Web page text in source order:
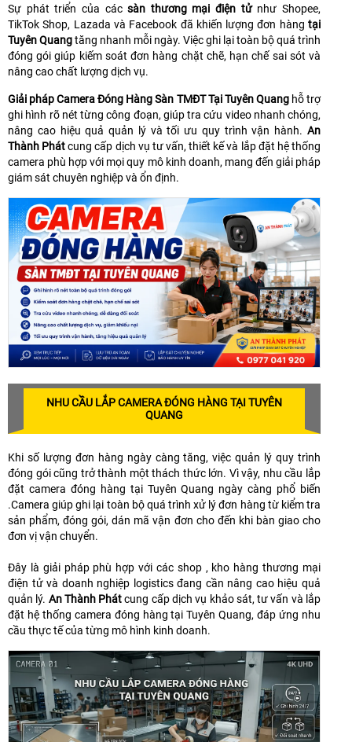
Sự phát triển của cácsàn thương mại điện tửnhư Shopee,
TikTok Shop, Lazada và Facebook đã khiến lượng đơn hàng tại
Tuyên Quangtăng nhanh mỗi ngày. Việc ghi lại toàn bộ quá trình
đóng gói giúp kiếm soát đơn hàng chặt chẽ, hạn chế sai sót và
nâng cao chất lượng dịch vụ.
Giải pháp Camera Đóng Hàng Sàn TMĐT Tại Tuyên Quang hỗ trợ
ghi hình rõ nét từng công đoạn, giúp tra cứu video nhanh chóng,
nâng cao hiệu quả quản lý và tối ưu quy trình vận hành. An
Thành Phátcung cấp dịch vụ tư vấn, thiết kế và lắp đặt hệ thống
camera phù hợp với mọi quy mô kinh doanh, mang đến giải pháp
giám sát chuyên nghiệp và ổn định.
NHU CẦU LẮP CAMERA ĐÓNG HÀNG TẠI TUYÊN
QUANG
Khi số lượng đơn hàng ngày càng tăng, việc quản lý quy trình
đóng gói cũng trở thành một thách thức lớn. Vì vậy, nhu cầu lắp
đặt camera đóng hàng tại Tuyên Quang ngày càng phổ biến
.Camera giúp ghi lại toàn bộ quá trình xử lý đơn hàng từ kiểm tra
sản phẩm, đóng gói, dán mã vận đơn cho đến khi bàn giao cho
đơn vị vận chuyển.
Đây là giải pháp phù hợp với các shop , kho hàng thương mại
điện tử và doanh nghiệp logistics đang cần nâng cao hiệu quả
quản lý. An Thành Phátcung cấp dịch vụ khảo sát, tư vấn và lắp
đặt hệ thống camera đóng hàng tại Tuyên Quang, đáp ứng nhu
cầu thực tế của từng mô hình kinh doanh.